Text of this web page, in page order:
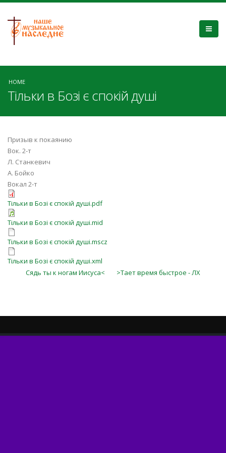
HOME
Тільки в Бозі є спокій душі
Призыв к покаянию
Вок. 2-т
Л. Станкевич
А. Бойко
Вокал 2-т
Тільки в Бозі є спокій душі.pdf
Тільки в Бозі є спокій душі.mid
Тільки в Бозі є спокій душі.mscz
Тільки в Бозі є спокій душі.xml
Сядь ты к ногам Иисуса<
>Тает время быстрое - ЛХ